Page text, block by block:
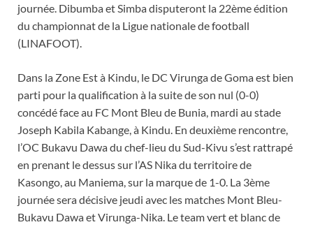
journée. Dibumba et Simba disputeront la 22ème édition
du championnat de la Ligue nationale de football
(LINAFOOT).
Dans la Zone Est à Kindu, le DC Virunga de Goma est bien
parti pour la qualification à la suite de son nul (0-0)
concédé face au FC Mont Bleu de Bunia, mardi au stade
Joseph Kabila Kabange, à Kindu. En deuxième rencontre,
l’OC Bukavu Dawa du chef-lieu du Sud-Kivu s’est rattrapé
en prenant le dessus sur l’AS Nika du territoire de
Kasongo, au Maniema, sur la marque de 1-0. La 3ème
journée sera décisive jeudi avec les matches Mont Bleu-
Bukavu Dawa et Virunga-Nika. Le team vert et blanc de